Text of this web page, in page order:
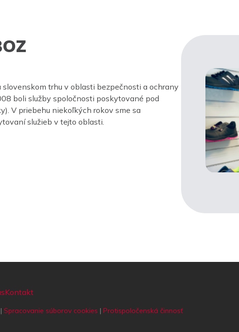
slovenskom trhu v oblasti bezpečnosti a ochrany
boli služby spoločnosti poskytované pod
V priebehu niekoľkých rokov sme sa
služieb v tejto oblasti.
Kontakt
Spracovanie súborov cookies | Protispoločenská činnosť